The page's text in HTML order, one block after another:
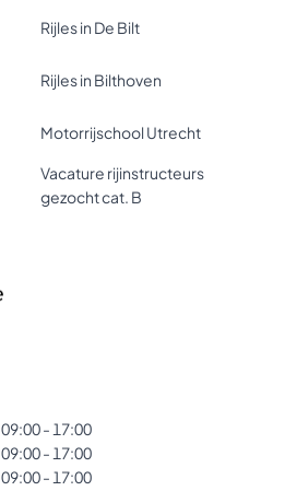
Rijles in De Bilt
Rijles in Bilthoven
Motorrijschool Utrecht
Vacature rijinstructeurs
gezocht cat. B
09:00 - 17:00
09:00 - 17:00
09:00 - 17:00